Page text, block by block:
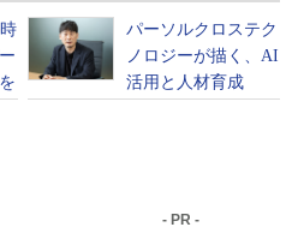
- PR -